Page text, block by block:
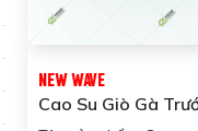
NEW WAVE
Cao Su Giò Gà
Khách